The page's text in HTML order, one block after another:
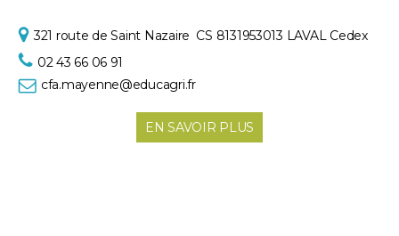
321 route de Saint Nazaire CS 8131953013 LAVAL Cedex
02 43 66 06 91
cfa.mayenne@educagri.fr
EN SAVOIR PLUS